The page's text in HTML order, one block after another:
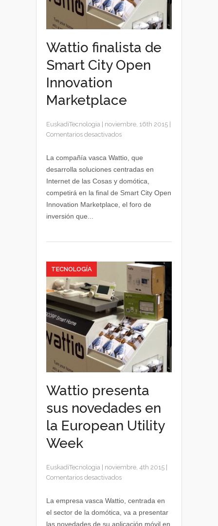
Wattio finalista de
Smart City Open
Innovation
Marketplace
EuskadiTecnologia noviembre, 16th 2015
Comentarios desactivadosen
finalista
City
Open
Innovation
La compañía vasca Wattio, que
desarrolla soluciones centradas en
Internet de las Cosas y domótica,
competirá en la final de Smart City Open
Innovation Marketplace, el foro de
inversión que...
TECNOLOGÍA
Wattio presenta
sus novedades en
la European Utility
Week
EuskadiTecnologia noviembre, 4th 2015
Comentarios desactivadosen
presenta
novedades
La empresa vasca Wattio, centrada en
el sector de la domótica, va a presentar
las novedades de su aplicación móvil en